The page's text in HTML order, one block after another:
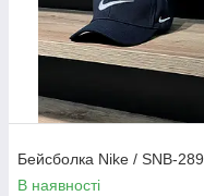
Бейсболка Nike / SNB-289
В наявності